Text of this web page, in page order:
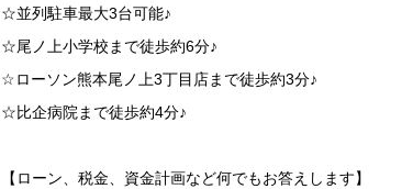
☆並列駐車最大3台可能♪
☆尾ノ上小学校まで徒歩約6分♪
☆ローソン熊本尾ノ上3丁目店まで徒歩約3分♪
☆比企病院まで徒歩約4分♪
【ローン、税金、資金計画など何でもお答えします】